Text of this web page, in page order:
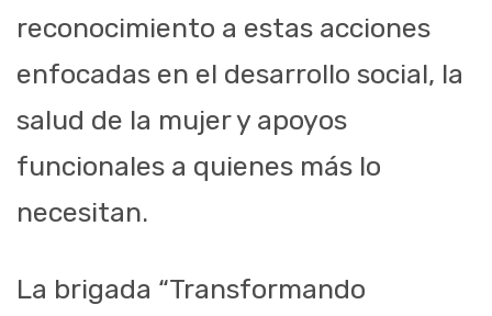
reconocimiento a estas acciones
enfocadas en el desarrollo social, la
salud de la mujer y apoyos
funcionales a quienes más lo
necesitan.
La brigada “Transformando